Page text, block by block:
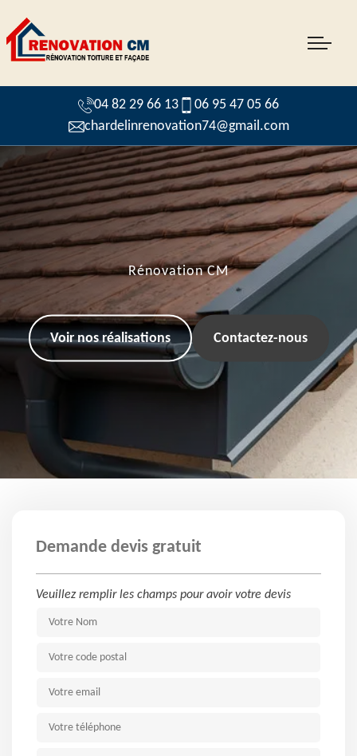
04 82 29 66 13
06 95 47 05 66
chardelinrenovation74@gmail.com
Rénovation CM
Voir nos réalisations Contactez-nous
Demande devis gratuit
Veuillez remplir les champs pour avoir votre devis